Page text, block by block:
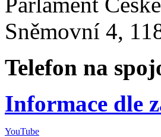
Sněmovní 4,
Telefon na
Informace dle
YouTube